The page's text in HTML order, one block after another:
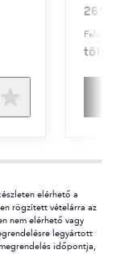
től
elérhető a
rögzített vételárra az
nem elérhető vagy
legyártott
időpontja,